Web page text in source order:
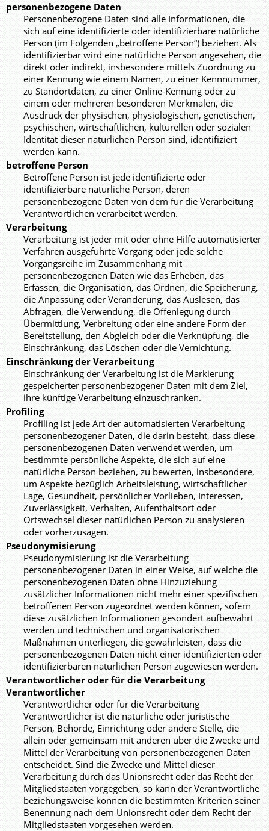
personenbezogene Daten
Personenbezogene Daten sind alle Informationen, die
sich auf eine identifizierte oder identifizierbare natürliche
Person (im Folgenden „betroffene Person“) beziehen. Als
identifizierbar wird eine natürliche Person angesehen, die
direkt oder indirekt, insbesondere mittels Zuordnung zu
einer Kennung wie einem Namen, zu einer Kennnummer,
zu Standortdaten, zu einer Online-Kennung oder zu
einem oder mehreren besonderen Merkmalen, die
Ausdruck der physischen, physiologischen, genetischen,
psychischen, wirtschaftlichen, kulturellen oder sozialen
Identität dieser natürlichen Person sind, identifiziert
werden kann.
betroffene Person
Betroffene Person ist jede identifizierte oder
identifizierbare natürliche Person, deren
personenbezogene Daten von dem für die Verarbeitung
Verantwortlichen verarbeitet werden.
Verarbeitung
Verarbeitung ist jeder mit oder ohne Hilfe automatisierter
Verfahren ausgeführte Vorgang oder jede solche
Vorgangsreihe im Zusammenhang mit
personenbezogenen Daten wie das Erheben, das
Erfassen, die Organisation, das Ordnen, die Speicherung,
die Anpassung oder Veränderung, das Auslesen, das
Abfragen, die Verwendung, die Offenlegung durch
Übermittlung, Verbreitung oder eine andere Form der
Bereitstellung, den Abgleich oder die Verknüpfung, die
Einschränkung, das Löschen oder die Vernichtung.
Einschränkung der Verarbeitung
Einschränkung der Verarbeitung ist die Markierung
gespeicherter personenbezogener Daten mit dem Ziel,
ihre künftige Verarbeitung einzuschränken.
Profiling
Profiling ist jede Art der automatisierten Verarbeitung
personenbezogener Daten, die darin besteht, dass diese
personenbezogenen Daten verwendet werden, um
bestimmte persönliche Aspekte, die sich auf eine
natürliche Person beziehen, zu bewerten, insbesondere,
um Aspekte bezüglich Arbeitsleistung, wirtschaftlicher
Lage, Gesundheit, persönlicher Vorlieben, Interessen,
Zuverlässigkeit, Verhalten, Aufenthaltsort oder
Ortswechsel dieser natürlichen Person zu analysieren
oder vorherzusagen.
Pseudonymisierung
Pseudonymisierung ist die Verarbeitung
personenbezogener Daten in einer Weise, auf welche die
personenbezogenen Daten ohne Hinzuziehung
zusätzlicher Informationen nicht mehr einer spezifischen
betroffenen Person zugeordnet werden können, sofern
diese zusätzlichen Informationen gesondert aufbewahrt
werden und technischen und organisatorischen
Maßnahmen unterliegen, die gewährleisten, dass die
personenbezogenen Daten nicht einer identifizierten oder
identifizierbaren natürlichen Person zugewiesen werden.
Verantwortlicher oder für die Verarbeitung
Verantwortlicher
Verantwortlicher oder für die Verarbeitung
Verantwortlicher ist die natürliche oder juristische
Person, Behörde, Einrichtung oder andere Stelle, die
allein oder gemeinsam mit anderen über die Zwecke und
Mittel der Verarbeitung von personenbezogenen Daten
entscheidet. Sind die Zwecke und Mittel dieser
Verarbeitung durch das Unionsrecht oder das Recht der
Mitgliedstaaten vorgegeben, so kann der Verantwortliche
beziehungsweise können die bestimmten Kriterien seiner
Benennung nach dem Unionsrecht oder dem Recht der
Mitgliedstaaten vorgesehen werden.